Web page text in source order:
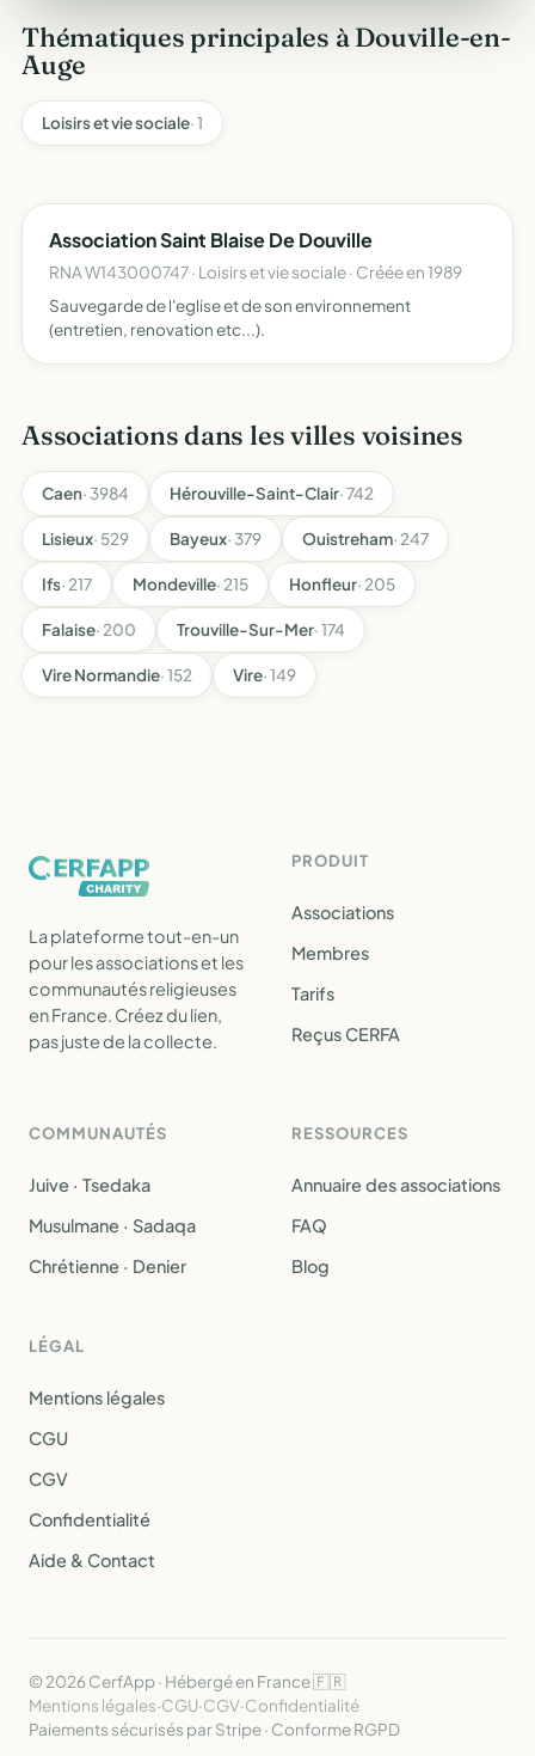
Thématiques principales à Douville-en-
Auge
Loisirs et vie sociale· 1
Association Saint Blaise De Douville
RNA W143000747 · Loisirs et vie sociale · Créée en 1989
Sauvegarde de l'eglise et de son environnement
(entretien, renovation etc...).
Associations dans les villes voisines
Caen· 3984 Hérouville-Saint-Clair· 742
Lisieux· 529 Bayeux· 379 Ouistreham· 247
Ifs· 217 Mondeville· 215 Honfleur· 205
Falaise· 200 Trouville-Sur-Mer· 174
Vire Normandie· 152 Vire· 149
La plateforme tout-en-un
pour les associations et les
communautés religieuses
en France. Créez du lien,
pas juste de la collecte.
PRODUIT
Associations
Membres
Tarifs
Reçus CERFA
COMMUNAUTÉS
Juive · Tsedaka
Musulmane · Sadaqa
Chrétienne · Denier
RESSOURCES
Annuaire des associations
FAQ
Blog
LÉGAL
Mentions légales
CGU
CGV
Confidentialité
Aide & Contact
© 2026 CerfApp · Hébergé en France 🇫🇷
Mentions légales·CGU·CGV·Confidentialité
Paiements sécurisés par Stripe · Conforme RGPD